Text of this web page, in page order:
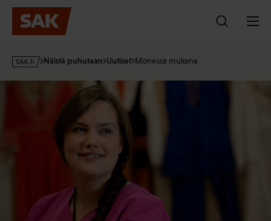
Hyppää
sisältöön
s
Näistä puhutaan Uutiset Monessa mukana